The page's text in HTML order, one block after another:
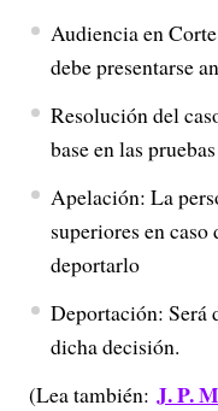
Audiencia en
debe presentarse
Resolución del
base en las pruebas
Apelación: La
superiores en caso
deportarlo
Deportación: Será
dicha decisión.
(Lea también: J. P.